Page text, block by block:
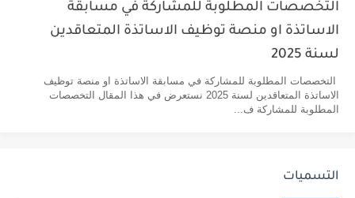
التخصصات المطلوبة للمشاركة في مسابقة
الاساتذة او منصة توظيف الاساتذة المتعاقدين
لسنة 2025
التخصصات المطلوبة للمشاركة في مسابقة الاساتذة او منصة توظيف
الاساتذة المتعاقدين لسنة 2025 نستعرض في هذا المقال التخصصات
المطلوبة للمشاركة ف...
التسميات